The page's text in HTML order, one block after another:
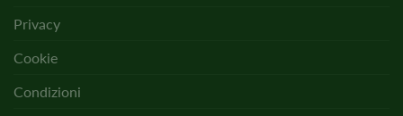
Privacy
Cookie
Condizioni